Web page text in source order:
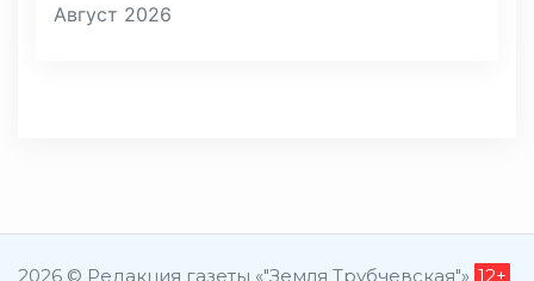
Август 2026
2026 © Редакция газеты «"Земля Трубчевская"» 12+